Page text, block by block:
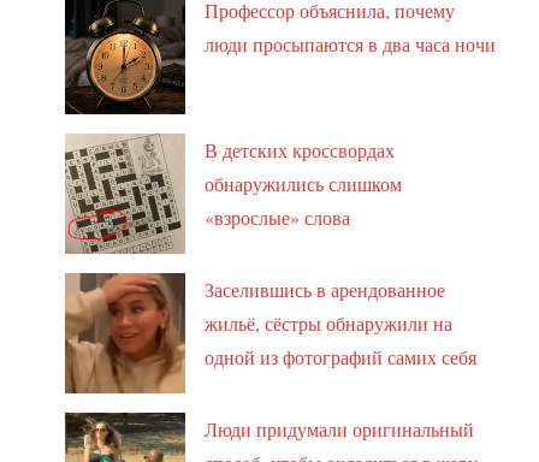
Профессор объяснила, почему
люди просыпаются в два часа ночи
В детских кроссвордах
обнаружились слишком
«взрослые» слова
Заселившись в арендованное
жильё, сёстры обнаружили на
одной из фотографий самих себя
Люди придумали оригинальный